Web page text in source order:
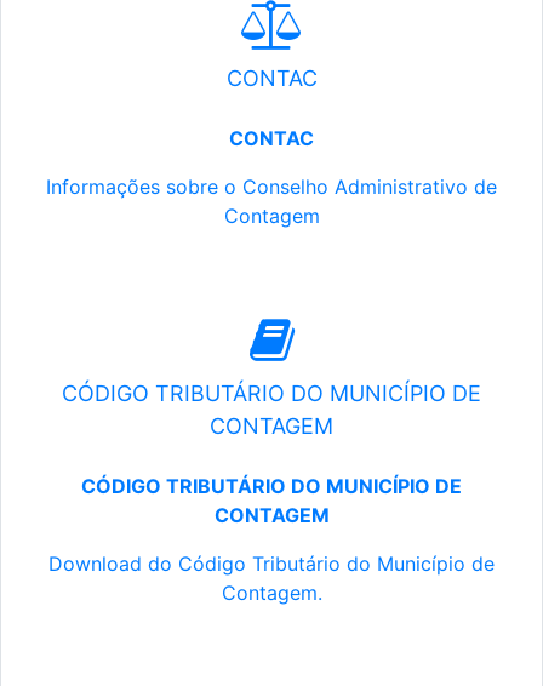
CONTAC
CONTAC
Informações sobre o Conselho Administrativo de
Contagem
CÓDIGO TRIBUTÁRIO DO MUNICÍPIO DE
CONTAGEM
CÓDIGO TRIBUTÁRIO DO MUNICÍPIO DE
CONTAGEM
Download do Código Tributário do Município de
Contagem.